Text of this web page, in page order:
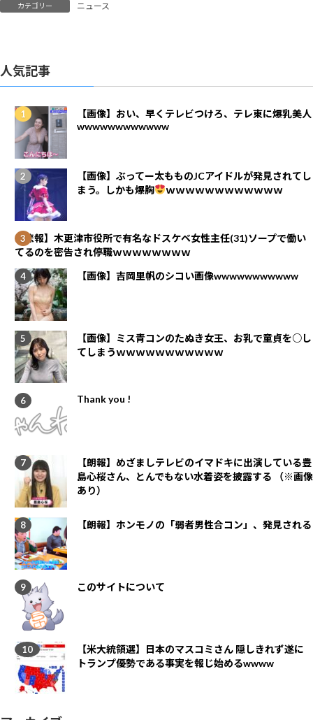
カテゴリー ニュース
人気記事
【画像】おい、早くテレビつけろ、テレ東に爆乳美人
wwwwwwwwwwww
【画像】ぶってー太もものJCアイドルが発見されてし
まう。しかも爆胸
ｗｗｗｗｗｗｗｗｗｗｗｗ
【悲報】木更津市役所で有名なドスケベ女性主任(31)ソープで働い
てるのを密告され停職ｗｗｗｗｗｗｗｗ
【画像】吉岡里帆のシコい画像wwwwwwwwwww
【画像】ミス青コンのたぬき女王、お乳で童貞を○し
てしまうｗｗｗｗｗｗｗｗｗｗｗ
Thank you !
【朗報】めざましテレビのイマドキに出演している豊
島心桜さん、とんでもない水着姿を披露する （※画像
あり）
【朗報】ホンモノの「弱者男性合コン」、発見される
このサイトについて
【米大統領選】日本のマスコミさん 隠しきれず遂に
トランプ優勢である事実を報じ始めるwwww